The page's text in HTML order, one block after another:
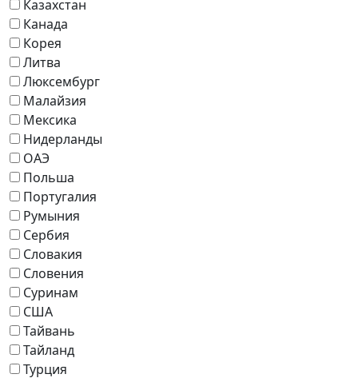
Казахстан
Канада
Корея
Литва
Люксембург
Малайзия
Мексика
Нидерланды
ОАЭ
Польша
Португалия
Румыния
Сербия
Словакия
Словения
Суринам
США
Тайвань
Тайланд
Турция